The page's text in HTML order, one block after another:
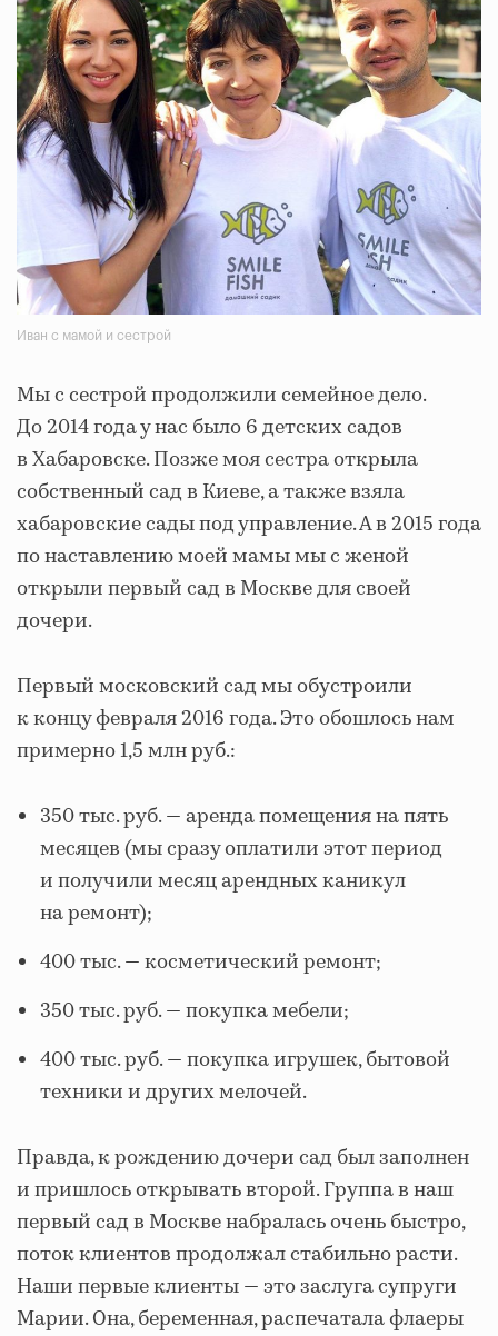
Иван с мамой и сестрой
Мы с сестрой продолжили семейное дело.
До 2014 года у нас было 6 детских садов
в Хабаровске. Позже моя сестра открыла
собственный сад в Киеве, а также взяла
хабаровские сады под управление. А в 2015 года
по наставлению моей мамы мы с женой
открыли первый сад в Москве для своей
дочери.
Первый московский сад мы обустроили
к концу февраля 2016 года. Это обошлось нам
примерно 1,5 млн руб.:
350 тыс. руб. — аренда помещения на пять
месяцев (мы сразу оплатили этот период
и получили месяц арендных каникул
на ремонт);
400 тыс. — косметический ремонт;
350 тыс. руб. — покупка мебели;
400 тыс. руб. — покупка игрушек, бытовой
техники и других мелочей.
Правда, к рождению дочери сад был заполнен
и пришлось открывать второй. Группа в наш
первый сад в Москве набралась очень быстро,
поток клиентов продолжал стабильно расти.
Наши первые клиенты — это заслуга супруги
Марии. Она, беременная, распечатала флаеры